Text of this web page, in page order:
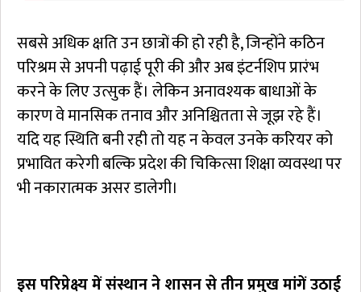
सबसे अधिक क्षति उन छात्रों की हो रही है, जिन्होंने कठिन
परिश्रम से अपनी पढ़ाई पूरी की और अब इंटर्नशिप प्रारंभ
करने के लिए उत्सुक हैं। लेकिन अनावश्यक बाधाओं के
कारण वे मानसिक तनाव और अनिश्चितता से जूझ रहे हैं।
यदि यह स्थिति बनी रही तो यह न केवल उनके करियर को
प्रभावित करेगी बल्कि प्रदेश की चिकित्सा शिक्षा व्यवस्था पर
भी नकारात्मक असर डालेगी।
इस परिप्रेक्ष्य में संस्थान ने शासन से तीन प्रमुख मांगें उठाई